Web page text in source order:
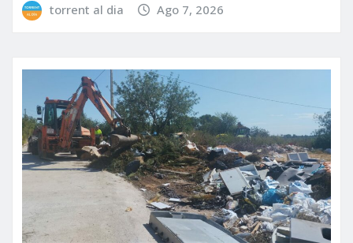
torrent al dia Ago 7, 2026